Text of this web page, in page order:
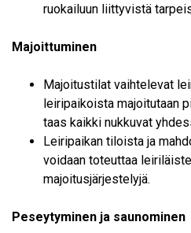
ruokailuun liittyvistä
Majoittuminen
Majoitustilat vaihtelevat
leiripaikoista majoitutaan
taas kaikki nukkuvat
Leiripaikan tiloista ja
voidaan toteuttaa
majoitusjärjestelyjä.
Peseytyminen ja saunominen